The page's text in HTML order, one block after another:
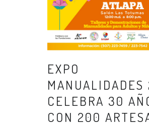
EXPO
MANUALIDADES
CELEBRA 30
CON 200